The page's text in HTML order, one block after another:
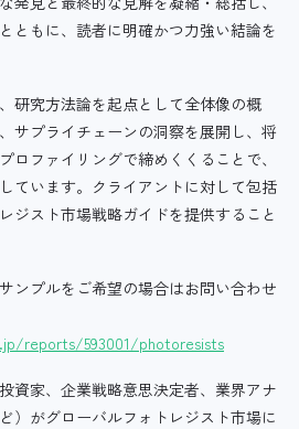
ともに、読者に明確かつ力強い結論を
研究方法論を起点として全体像の概
サプライチェーンの洞察を展開し、将
ロファイリングで締めくくることで、
ています。クライアントに対して包括
ジスト市場戦略ガイドを提供すること
ンプルをご希望の場合はお問い合わせ
reports/593001/photoresists
資家、企業戦略意思決定者、業界アナ
）がグローバルフォトレジスト市場に